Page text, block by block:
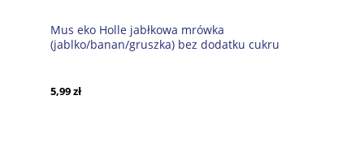
Mus eko Holle jabłkowa mrówka
(jablko/banan/gruszka) bez dodatku cukru
5,99 zł